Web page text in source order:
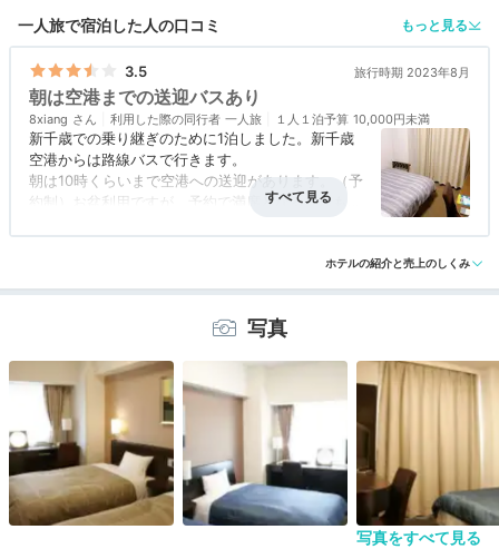
一人旅で宿泊した人の口コミ もっと見る
3.5 旅行時期 2023年8月
朝は空港までの送迎バスあり
8xiang 利用した際の同行者 一人旅 １人１泊予算 10,000円未満
新千歳での乗り継ぎのために1泊しました。新千歳
空港からは路線バスで行きます。
朝は10時くらいまで空港への送迎があります。（予
約制）お盆利用ですが、予約で満席となることもな
部屋は普通のルートイン、ビジネスホテルです。
ホテルの紹介と売上のしくみ
写真
写真をすべて見る